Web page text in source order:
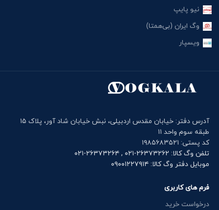
نیو پایپ
وگ ایران (بی‌همتا)
ویسپار
آدرس دفتر: خیابان مقدس اردبیلی، نبش خیابان شاد آور، پلاک ۱۵
طبقه سوم واحد ۱۱
کد پستی: ۱۹۸۵۶۸۳۵۲۱
تلفن وگ کالا: ۲۶۳۷۳۲۶۲-۰۲۱ , ۲۶۳۷۳۲۶۴-۰۲۱
موبایل دفتر وگ کالا: ۰۹۰۰۱۲۲۷۹۱۴
فرم های کاربری
درخواست خرید